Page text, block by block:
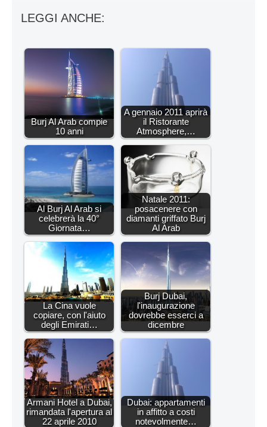
LEGGI ANCHE:
Burj Al Arab compie
10 anni
A gennaio 2011 aprirà
il Ristorante
Atmosphere,…
Al Burj Al Arab si
celebrerà la 40°
Giornata…
Natale 2011:
posacenere con
diamanti griffato Burj
Al Arab
La Cina vuole
copiare, con l'aiuto
degli Emirati…
Burj Dubai,
l'inaugurazione
dovrebbe esserci a
dicembre
Armani Hotel a Dubai,
rimandata l'apertura al
22 aprile 2010
Dubai: appartamenti
in affitto a costi
notevolmente…